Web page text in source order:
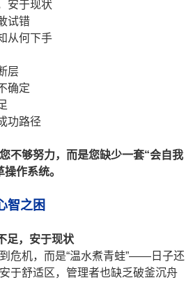
安于现状
试错
从何下手
层
确定
功路径
不够努力，而是您缺少一套“会自我
操作系统。
智之困
足，安于现状
危机，而是“温水煮青蛙”——日子还
于舒适区，管理者也缺乏破釜沉舟